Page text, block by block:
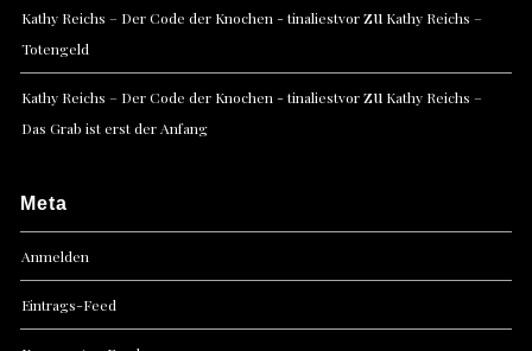
Kathy Reichs – Der Code der Knochen - tinaliestvorzu Kathy Reichs –
Totengeld
Kathy Reichs – Der Code der Knochen - tinaliestvorzu Kathy Reichs –
Das Grab ist erst der Anfang
Meta
Anmelden
Eintrags-Feed